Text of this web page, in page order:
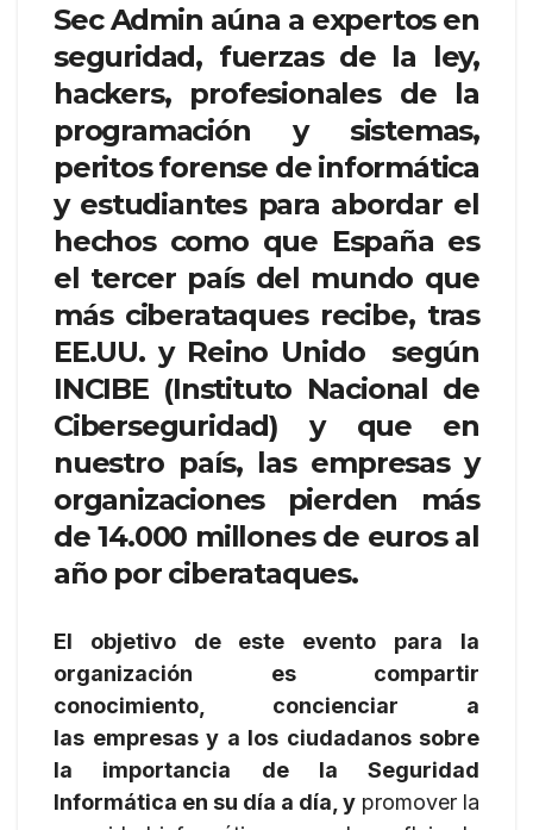
Sec Admin aúna a expertos en
seguridad, fuerzas de la ley,
hackers, profesionales de la
programación y sistemas,
peritos forense de informática
y estudiantes para abordar el
hechos como que España es
el tercer país del mundo que
más ciberataques recibe, tras
EE.UU. y Reino Unido según
INCIBE (Instituto Nacional de
Ciberseguridad) y que en
nuestro país, las empresas y
organizaciones pierden más
de 14.000 millones de euros al
año por ciberataques.
El objetivo de este evento para la
organización es compartir
conocimiento, concienciar a
las empresas y a los ciudadanos sobre
la importancia de la Seguridad
Informática en su día a día, y promover la